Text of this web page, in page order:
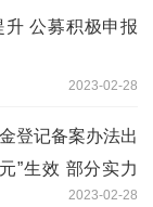
公募积极申报
2023-02-28
登记备案办法出
”生效 部分实力
2023-02-28